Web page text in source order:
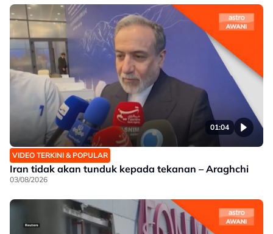
01:04
VIDEO TERKINI & POPULAR
Iran tidak akan tunduk kepada tekanan – Araghchi
03/08/2026